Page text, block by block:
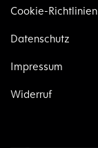
Cookie-Richtlinien
Datenschutz
Impressum
Widerruf